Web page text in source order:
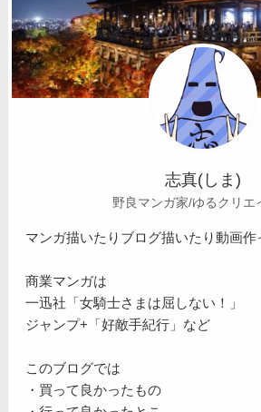
志真(しま)
野良マンガ家/ゆるクリエ
マンガ描いたりブログ描いたり動画作
商業マンガは
一迅社「女騎士さまは屈しない！」
ジャンプ+「好敵手紀行」など
このブログでは
・買って良かったもの